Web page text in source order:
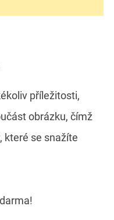
příležitosti,
obrázku, čímž
které se snažíte